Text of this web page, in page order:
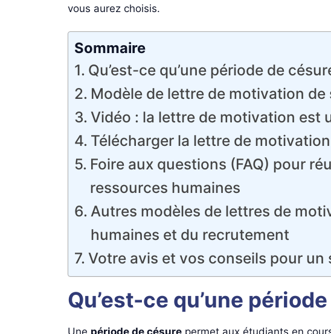
vous aurez choisis.
Sommaire
Qu’est-ce qu’une période de
Modèle de lettre de motivation
Vidéo : la lettre de motivation est
Télécharger la lettre de
Foire aux questions (FAQ) pour
ressources humaines
Autres modèles de lettres de
humaines et du recrutement
Votre avis et vos conseils pour
Qu’est-ce qu’une
Une période de césure permet aux étudiants en